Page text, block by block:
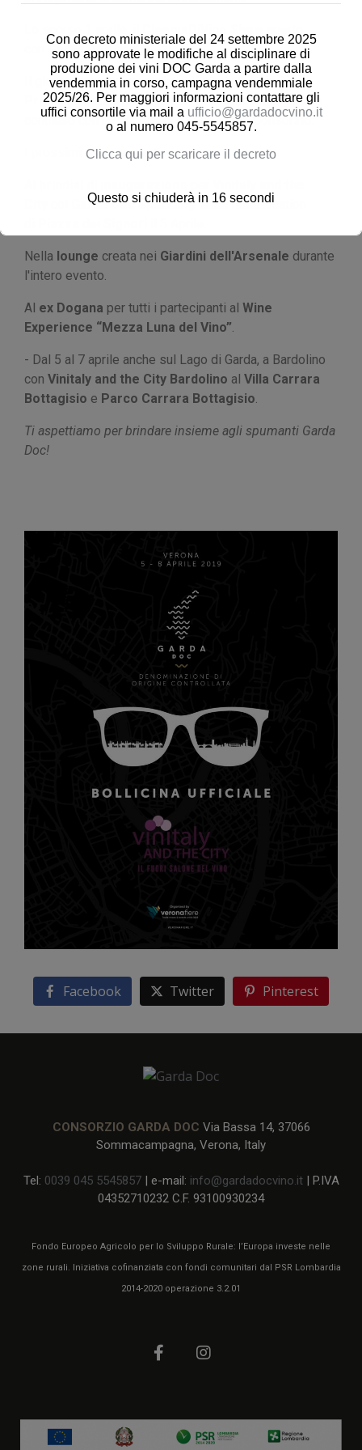
Garda Docdegustazioni.
Il giorno successivo, anche ilVinitaly & The City
Press Conferencetenuto nelVerona City Hallsi è
concluso con un brindisi con le bolle del Consorzio.
I prossimi appuntamenti sono:
Garda Doc Sparkling Wine nella location
Nella lounge creata nei Giardini dell'Arsenale durante
l'intero evento.
Al ex Dogana per tutti i partecipanti al Wine
Experience “Mezza Luna del Vino”.
- Dal 5 al 7 aprile anche sul Lago di Garda, a Bardolino
con Vinitaly and the City Bardolino al Villa Carrara
Bottagisio e Parco Carrara Bottagisio.
Ti aspettiamo per brindare insieme agli spumanti Garda
Doc!
Facebook Twitter Pinterest
CONSORZIO GARDA DOC Via Bassa 14, 37066
Sommacampagna, Verona, Italy
Tel: 0039 045 5545857| e-mail: info@gardadocvino.it| P.IVA
04352710232 C.F. 93100930234
Fondo Europeo Agricolo per lo Sviluppo Rurale: l’Europa investe nelle
zone rurali. Iniziativa cofinanziata con fondi comunitari dal PSR Lombardia
2014-2020 operazione 3.2.01
Con decreto ministeriale del 24 settembre 2025
sono approvate le modifiche al disciplinare di
produzione dei vini DOC Garda a partire dalla
vendemmia in corso, campagna vendemmiale
2025/26. Per maggiori informazioni contattare gli
uffici consortile via mail a ufficio@gardadocvino.it
o al numero 045-5545857.
Clicca qui per scaricare il decreto
Questo si chiuderà in 16 secondi